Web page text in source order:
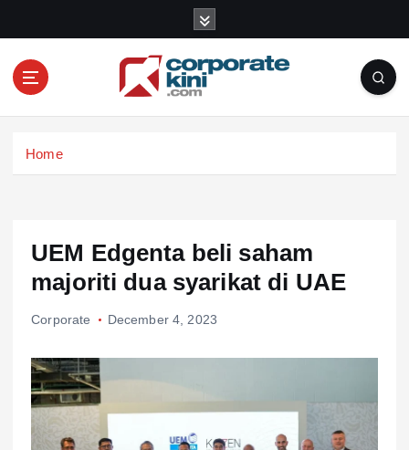
o
Home
UEM Edgenta beli saham
majoriti dua syarikat di UAE
Corporate December 4, 2023